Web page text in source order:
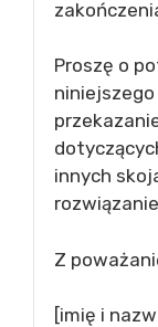
Proszę o
innych
Z
[imię i